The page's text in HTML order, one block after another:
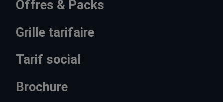
Offres & Packs
Grille tarifaire
Tarif social
Brochure